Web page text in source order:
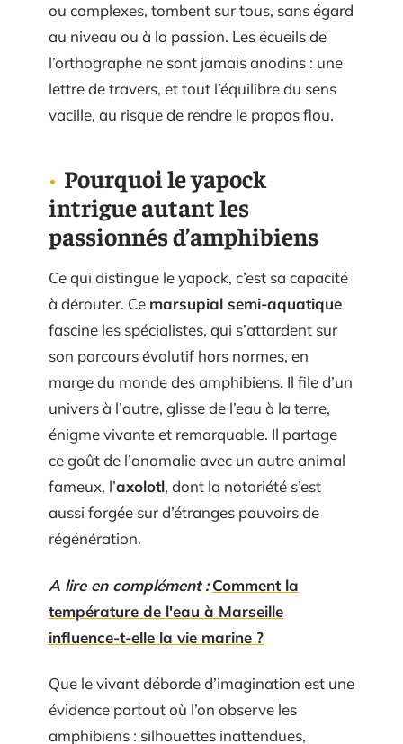
ou complexes, tombent sur tous, sans égard
au niveau ou à la passion. Les écueils de
l’orthographe ne sont jamais anodins : une
lettre de travers, et tout l’équilibre du sens
vacille, au risque de rendre le propos flou.
Pourquoi le yapock
intrigue autant les
passionnés d’amphibiens
Ce qui distingue le yapock, c’est sa capacité
à dérouter. Ce marsupial semi-aquatique
fascine les spécialistes, qui s’attardent sur
son parcours évolutif hors normes, en
marge du monde des amphibiens. Il file d’un
univers à l’autre, glisse de l’eau à la terre,
énigme vivante et remarquable. Il partage
ce goût de l’anomalie avec un autre animal
fameux, l’axolotl, dont la notoriété s’est
aussi forgée sur d’étranges pouvoirs de
régénération.
A lire en complément : Comment la
température de l'eau à Marseille
influence-t-elle la vie marine ?
Que le vivant déborde d’imagination est une
évidence partout où l’on observe les
amphibiens : silhouettes inattendues,